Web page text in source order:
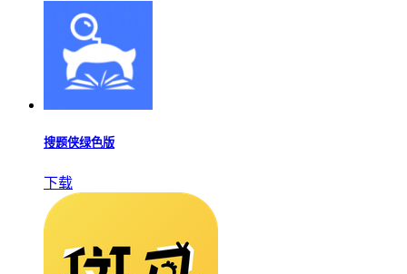
搜题侠绿色版
下载